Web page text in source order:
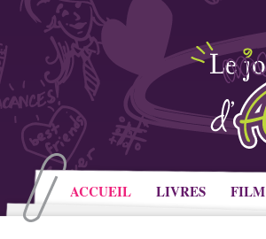
ACCUEIL LIVRES FILM